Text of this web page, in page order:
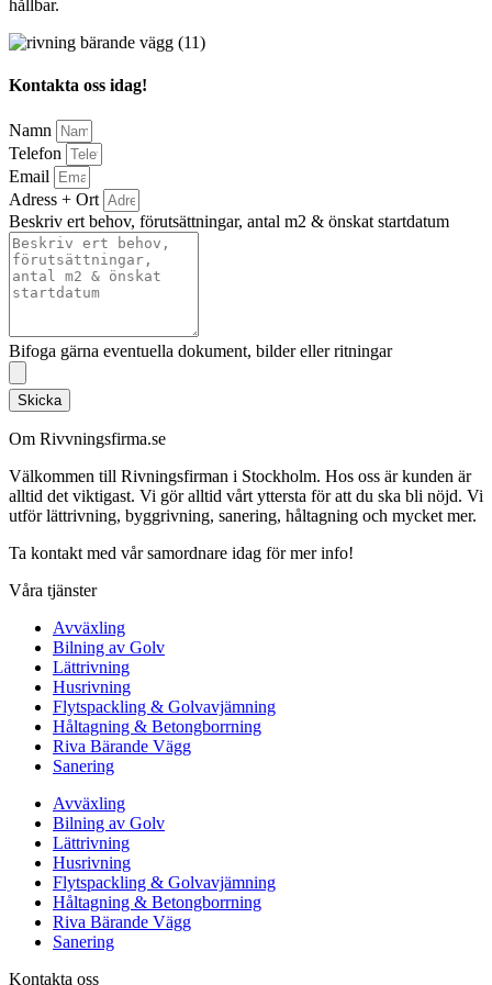
hållbar.
Kontakta oss idag!
Namn
Telefon
Email
Adress + Ort
Beskriv ert behov, förutsättningar, antal m2 & önskat startdatum
Bifoga gärna eventuella dokument, bilder eller ritningar
Skicka
Om Rivvningsfirma.se
Välkommen till Rivningsfirman i Stockholm. Hos oss är kunden är
alltid det viktigast. Vi gör alltid vårt yttersta för att du ska bli nöjd. Vi
utför lättrivning, byggrivning, sanering, håltagning och mycket mer.
Ta kontakt med vår samordnare idag för mer info!
Våra tjänster
Avväxling
Bilning av Golv
Lättrivning
Husrivning
Flytspackling & Golvavjämning
Håltagning & Betongborrning
Riva Bärande Vägg
Sanering
Avväxling
Bilning av Golv
Lättrivning
Husrivning
Flytspackling & Golvavjämning
Håltagning & Betongborrning
Riva Bärande Vägg
Sanering
Kontakta oss